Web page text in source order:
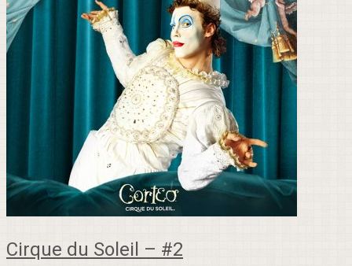
Cirque du Soleil – #2